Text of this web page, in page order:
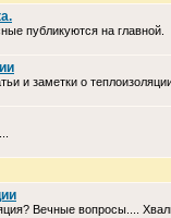
публикуются на главной.
и заметки о
Вечные вопросы....